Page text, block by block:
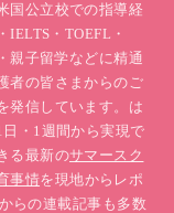
国公立校での指導経
・TOEFL・
親子留学などに精通
者の皆さまからのご
発信しています。は
・1週間から実現で
る最新のサマースク
事情を現地からレポ
らの連載記事も多数